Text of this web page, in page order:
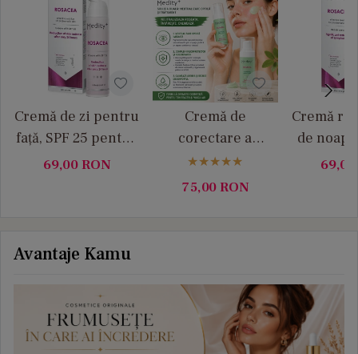
Cremă de zi pentru
față, SPF 25 pentru
pielea cu rozacee
69,00 RON
Cremă de
corectare a
rozaceei, verde, 30
ml Medity+
75,00 RON
Cremă
de
pielea69,00
Avantaje Kamu